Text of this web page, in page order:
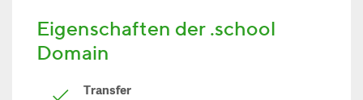
Eigenschaften der .school
Domain
Transfer